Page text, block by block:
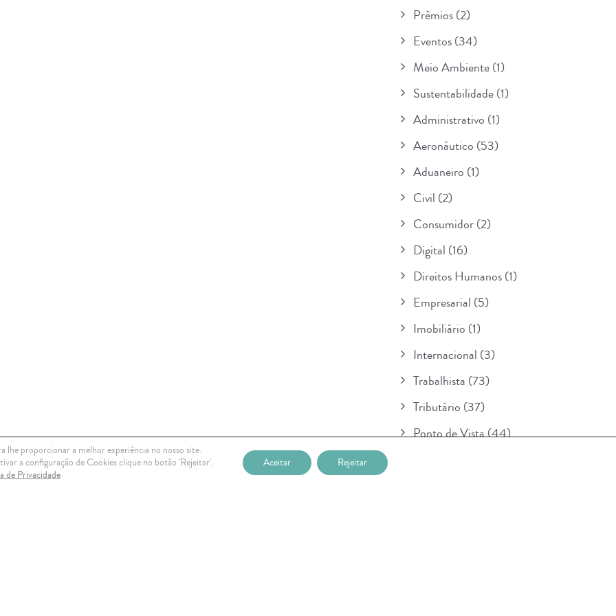
Prêmios(2)
Eventos(34)
Meio Ambiente(1)
Sustentabilidade(1)
Administrativo (1)
Aeronáutico (53)
Aduaneiro (1)
Civil (2)
Consumidor(2)
Digital (16)
Direitos Humanos(1)
Empresarial (5)
Imobiliário (1)
Internacional (3)
Trabalhista (73)
Tributário (37)
Ponto de Vista(44)
lhe proporcionar a melhor experiência no nosso site.
a configuração de Cookies clique no botão 'Rejeitar'.
de Privacidade
Aceitar Rejeitar